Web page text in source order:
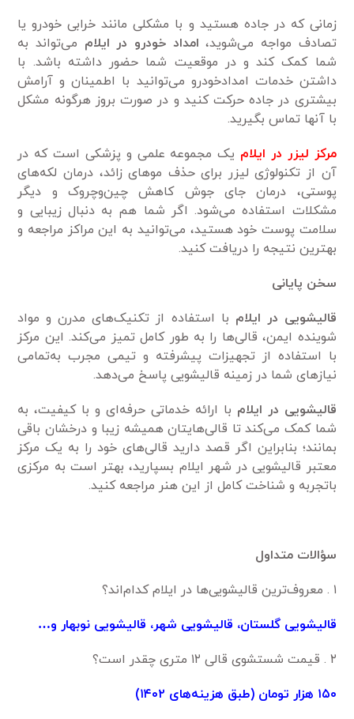
زمانی که در جاده هستید و با مشکلی مانند خرابی خودرو یا
تصادف مواجه می‌شوید، امداد خودرو در ایلام می‌تواند به
شما کمک کند و در موقعیت شما حضور داشته باشد. با
داشتن خدمات امدادخودرو می‌توانید با اطمینان و آرامش
بیشتری در جاده حرکت کنید و در صورت بروز هرگونه مشکل
با آنها تماس بگیرید.
مرکز لیزر در ایلام یک مجموعه علمی و پزشکی است که در
آن از تکنولوژی لیزر برای حذف موهای زائد، درمان لکه‌های
پوستی، درمان جای جوش کاهش چین‌وچروک و دیگر
مشکلات استفاده می‌شود. اگر شما هم به دنبال زیبایی و
سلامت پوست خود هستید، می‌توانید به این مراکز مراجعه و
بهترین نتیجه را دریافت کنید.
سخن پایانی
قالیشویی در ایلام با استفاده از تکنیک‌های مدرن و مواد
شوینده ایمن، قالی‌ها را به طور کامل تمیز می‌کند. این مرکز
با استفاده از تجهیزات پیشرفته و تیمی مجرب به‌تمامی
نیازهای شما در زمینه قالیشویی پاسخ می‌دهد.
قالیشویی در ایلام با ارائه خدماتی حرفه‌ای و با کیفیت، به
شما کمک می‌کند تا قالی‌هایتان همیشه زیبا و درخشان باقی
بمانند؛ بنابراین اگر قصد دارید قالی‌های خود را به یک مرکز
معتبر قالیشویی در شهر ایلام بسپارید، بهتر است به مرکزی
باتجربه و شناخت کامل از این هنر مراجعه کنید.
سؤالات متداول
۱ . معروف‌ترین قالیشویی‌ها در ایلام کدام‌اند؟
قالیشویی گلستان، قالیشویی شهر، قالیشویی نوبهار و…
۲ . قیمت شستشوی قالی ۱۲ متری چقدر است؟
۱۵۰ هزار تومان (طبق هزینه‌های ۱۴۰۲)